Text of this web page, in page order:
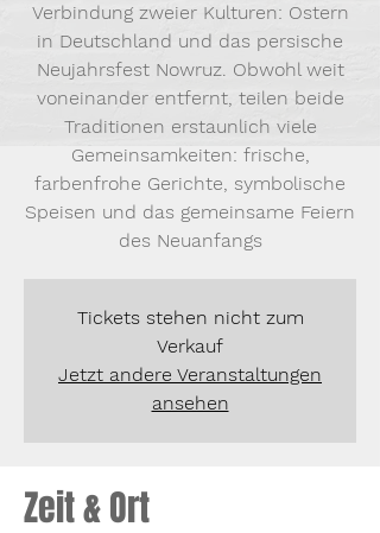
Verbindung zweier Kulturen: Ostern
in Deutschland und das persische
Neujahrsfest Nowruz. Obwohl weit
voneinander entfernt, teilen beide
Traditionen erstaunlich viele
Gemeinsamkeiten: frische,
farbenfrohe Gerichte, symbolische
Speisen und das gemeinsame Feiern
des Neuanfangs
Tickets stehen nicht zum
Verkauf
Jetzt andere Veranstaltungen
ansehen
Zeit & Ort